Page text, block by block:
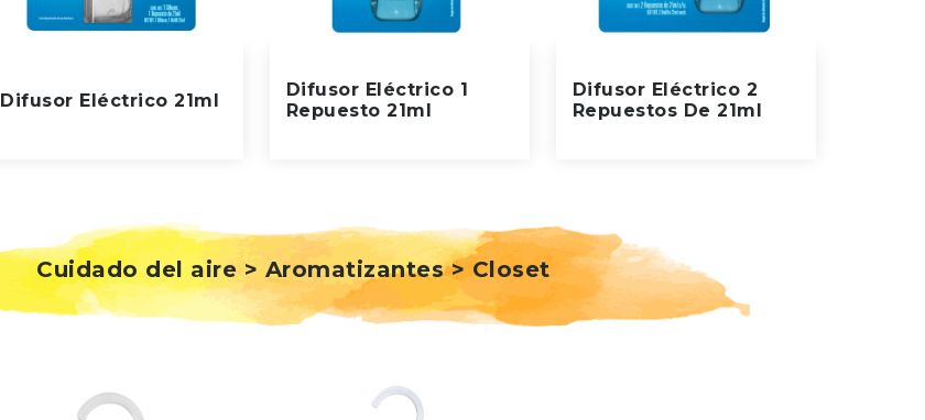
Difusor Eléctrico 21ml
Difusor Eléctrico 1
Repuesto 21ml
Difusor Eléctrico 2
Repuestos De 21ml
Cuidado del aire > Aromatizantes > Closet